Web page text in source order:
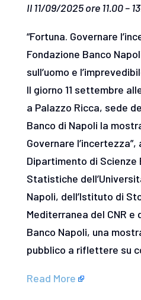
Il 11/09/2025 ore 11.00 –
“Fortuna. Governare
Fondazione Banco
sull’uomo e
Il giorno 11 settembre
a Palazzo Ricca, sede
Banco di Napoli la
Governare l’incertezza”,
Dipartimento di Scienze
Statistiche
Napoli, dell’Istituto di
Mediterranea del CNR e
Banco Napoli, una
pubblico a riflettere su
Read More